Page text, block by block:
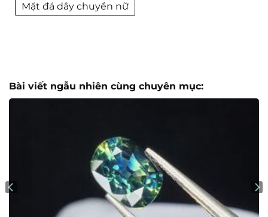
Mặt đá dây chuyền nữ
Bài viết ngẫu nhiên cùng chuyên mục: